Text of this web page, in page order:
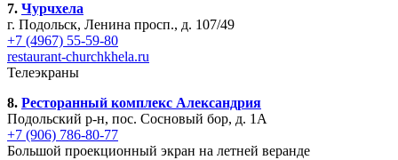
7. Чурчхела
г. Подольск, Ленина просп., д. 107/49
+7 (4967) 55-59-80
restaurant-churchkhela.ru
Телеэкраны
8. Ресторанный комплекс Александрия
Подольский р-н, пос. Сосновый бор, д. 1А
+7 (906) 786-80-77
Большой проекционный экран на летней веранде